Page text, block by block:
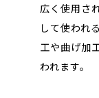
広く使用さ
して使われ
工や曲げ加
われます。